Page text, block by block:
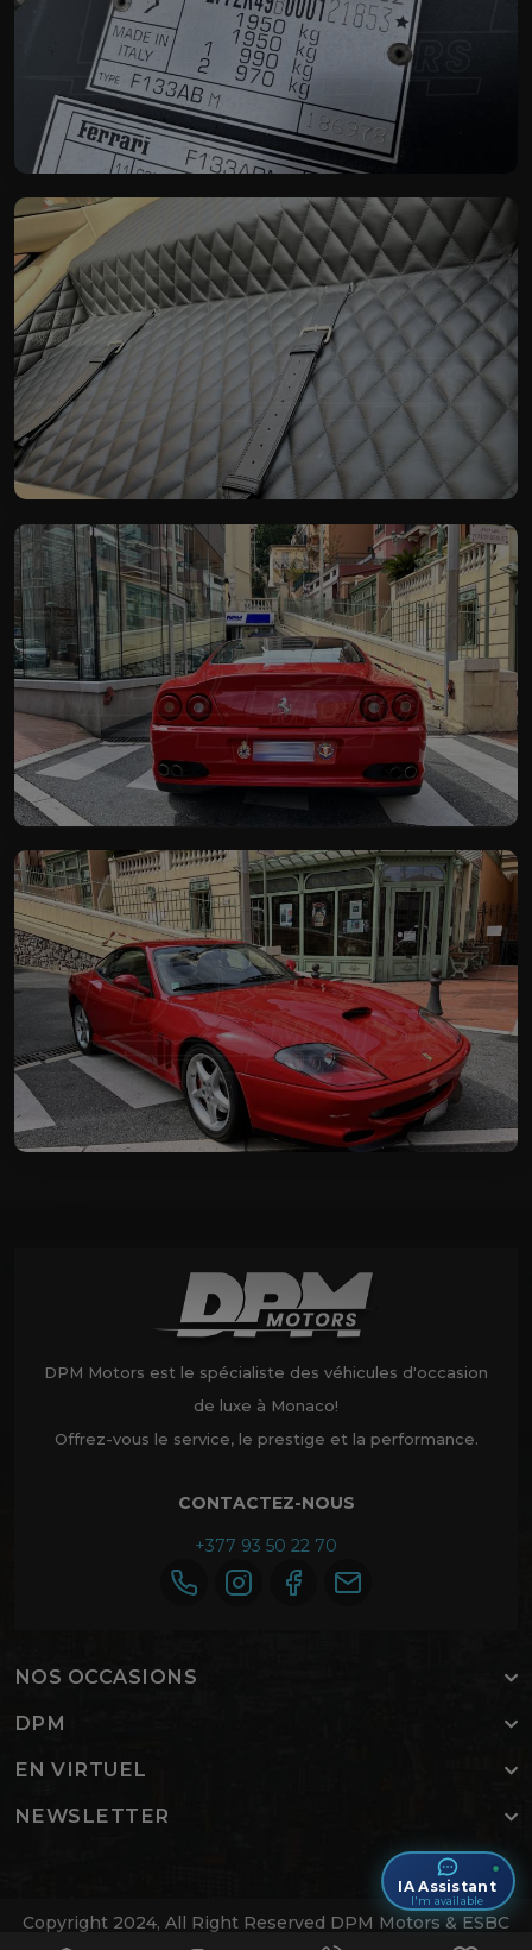
DPM Motors est le spécialiste des véhicules d'occasion
de luxe à Monaco!
Offrez-vous le service, le prestige et la performance.
CONTACTEZ-NOUS
+377 93 50 22 70
NOS OCCASIONS
DPM
EN VIRTUEL
NEWSLETTER
Copyright 2024, All Right Reserved DPM Motors & ESBC
IA Assistant
I'm available